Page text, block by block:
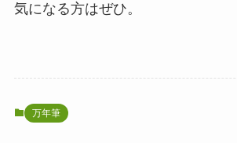
気になる方はぜひ。
万年筆